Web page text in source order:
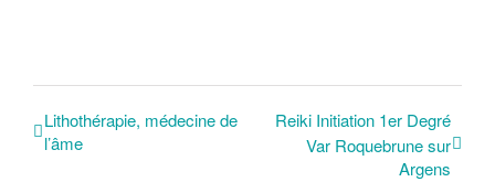
Lithothérapie, médecine de
l’âme
Reiki Initiation 1er Degré
Var Roquebrune sur
Argens